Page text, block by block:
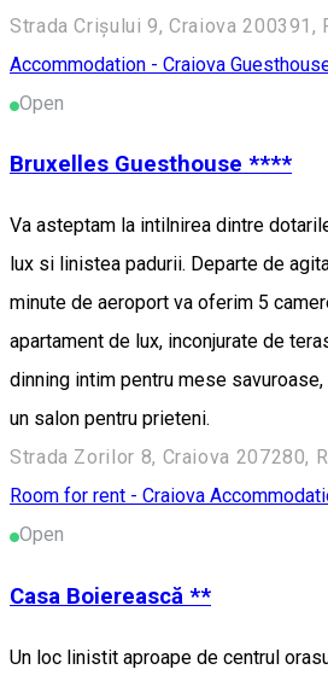
Strada Crișului 9, Craiova 200391,
Accommodation - Craiova
Open
Bruxelles Guesthouse ****
Va asteptam la intilnirea dintre
lux si linistea padurii. Departe de
minute de aeroport va oferim 5
apartament de lux, inconjurate de
dinning intim pentru mese
un salon pentru prieteni.
Strada Zorilor 8, Craiova 207280,
Room for rent - Craiova
Open
Casa Boierească **
Un loc linistit aproape de centrul